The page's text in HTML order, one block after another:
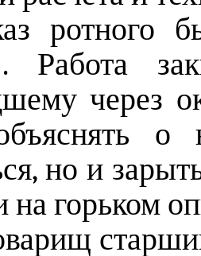
ротного
Работа
через
о
но и
на горьком